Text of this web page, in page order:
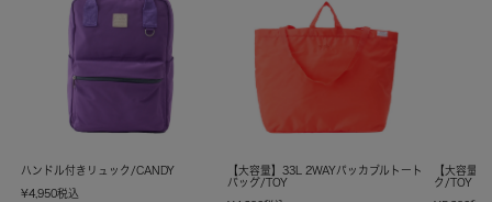
ハンドル付きリュック/CANDY
¥4,950税込
【大容量】33L 2WAYパッカブルトート
バッグ/TOY
【大容量
ク/TOY